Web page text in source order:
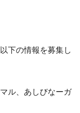
下の情報を募集し
ル、あしびなーガ